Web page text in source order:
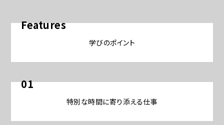
Features
学びのポイント
01
特別な時間に寄り添える仕事